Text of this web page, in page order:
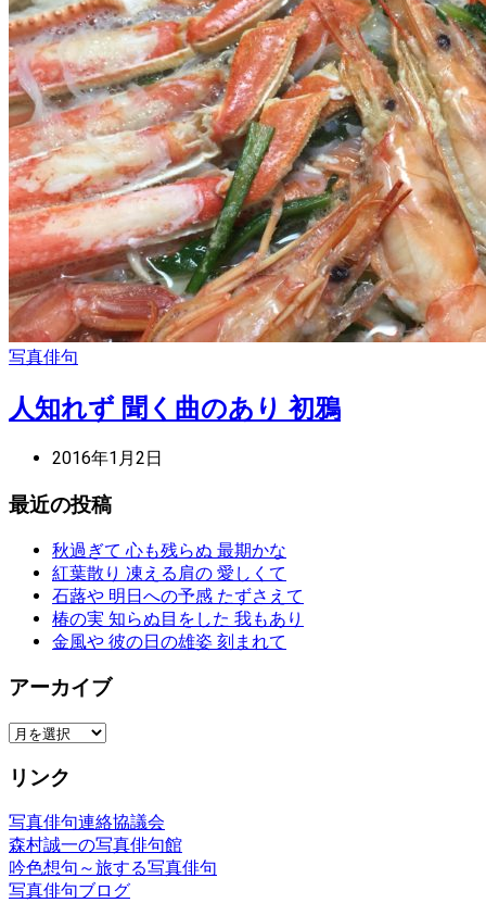
写真俳句
人知れず 聞く曲のあり 初鴉
2016年1月2日
最近の投稿
秋過ぎて 心も残らぬ 最期かな
紅葉散り 凍える肩の 愛しくて
石蕗や 明日への予感 たずさえて
椿の実 知らぬ目をした 我もあり
金風や 彼の日の雄姿 刻まれて
アーカイブ
ア
カ
ブ
リンク
写真俳句連絡協議会
森村誠一の写真俳句館
吟色想句～旅する写真俳句
写真俳句ブログ